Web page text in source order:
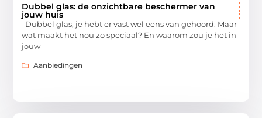
Dubbel glas: de onzichtbare beschermer van
jouw huis
Dubbel glas, je hebt er vast wel eens van gehoord. Maar
wat maakt het nou zo speciaal? En waarom zou je het in
jouw
Aanbiedingen